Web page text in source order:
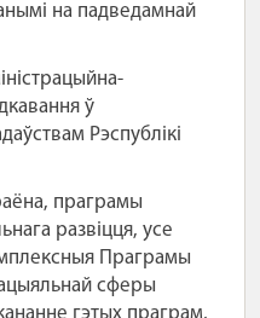
на падведамнай
ў
Рэспублікі
праграмы
развіцця, усе
Праграмы
сферы
гэтых праграм,